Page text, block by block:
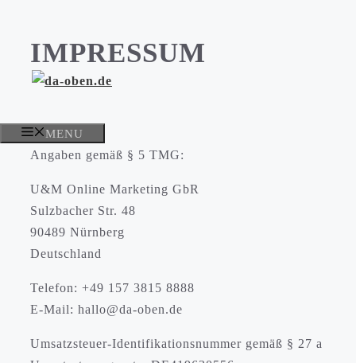
springen
MENU
IMPRESSUM
Angaben gemäß § 5 TMG:
U&M Online Marketing GbR
Sulzbacher Str. 48
90489 Nürnberg
Deutschland
Telefon: +49 157 3815 8888
E-Mail: hallo@da-oben.de
Umsatzsteuer-Identifikationsnummer gemäß § 27 a